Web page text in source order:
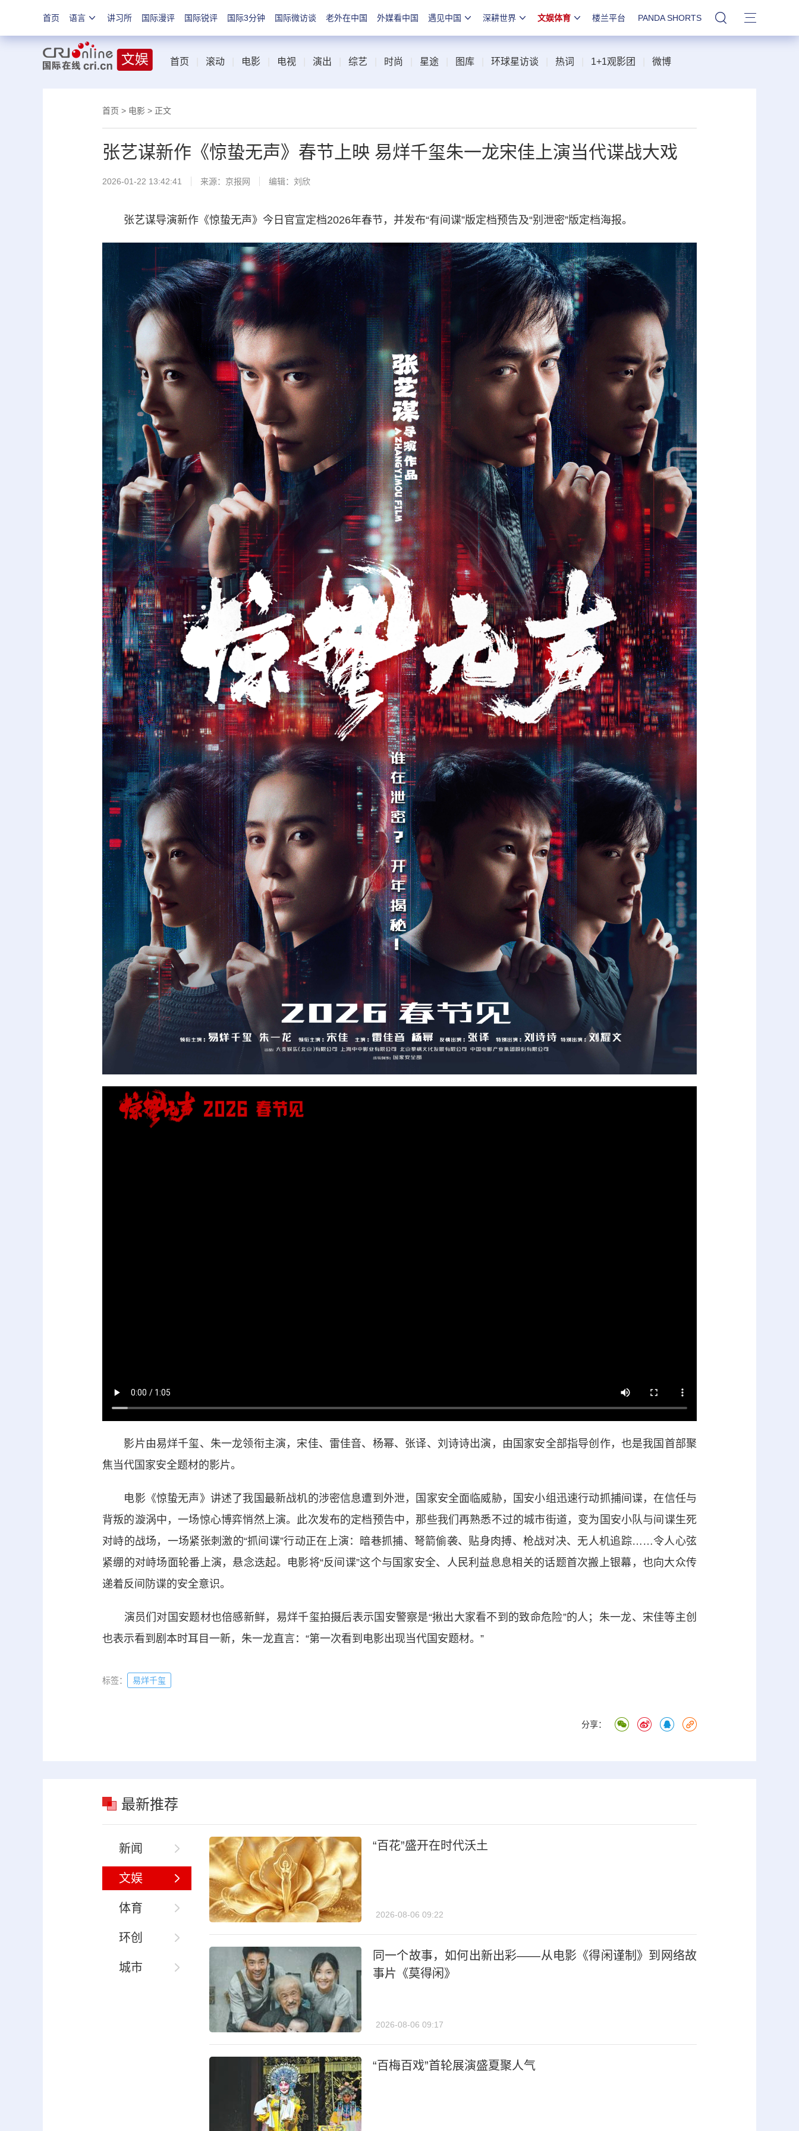
首页 语言 讲习所 国际漫评 国际锐评 国际3分钟 国际微访谈 老外在中国 外媒看中国 遇见中国 深耕世界 文娱体育 楼兰平台 PANDA SHORTS 站内搜索
首页 滚动 电影 电视 演出 综艺 时尚 星途 图库 环球星访谈 热词 1+1观影团 微博
首页 > 电影 > 正文
张艺谋新作《惊蛰无声》春节上映 易烊千玺朱一龙宋佳上演当代谍战大戏
2026-01-22 13:42:41 来源： 京报网 编辑：刘欣
张艺谋导演新作《惊蛰无声》今日官宣定档2026年春节，并发布“有间谍”版定档预告及“别泄密”版定档海报。
影片由易烊千玺、朱一龙领衔主演，宋佳、雷佳音、杨幂、张译、刘诗诗出演，由国家安全部指导创作，也是我国首部聚
焦当代国家安全题材的影片。
电影《惊蛰无声》讲述了我国最新战机的涉密信息遭到外泄，国家安全面临威胁，国安小组迅速行动抓捕间谍，在信任与
背叛的漩涡中，一场惊心博弈悄然上演。此次发布的定档预告中，那些我们再熟悉不过的城市街道，变为国安小队与间谍生死
对峙的战场，一场紧张刺激的“抓间谍”行动正在上演：暗巷抓捕、弩箭偷袭、贴身肉搏、枪战对决、无人机追踪……令人心弦
紧绷的对峙场面轮番上演，悬念迭起。电影将“反间谍”这个与国家安全、人民利益息息相关的话题首次搬上银幕，也向大众传
递着反间防谍的安全意识。
演员们对国安题材也倍感新鲜，易烊千玺拍摄后表示国安警察是“揪出大家看不到的致命危险”的人；朱一龙、宋佳等主创
也表示看到剧本时耳目一新，朱一龙直言：“第一次看到电影出现当代国安题材。”
标签： 易烊千玺
分享：
最新推荐
新闻
文娱
体育
环创
城市
“百花”盛开在时代沃土
2026-08-06 09:22
同一个故事，如何出新出彩——从电影《得闲谨制》到网络故
事片《莫得闲》
2026-08-06 09:17
“百梅百戏”首轮展演盛夏聚人气